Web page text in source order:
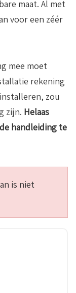
maat. Al met
voor een zéér
mee moet
rekening
zou
zijn. Helaas
handleiding te
is niet